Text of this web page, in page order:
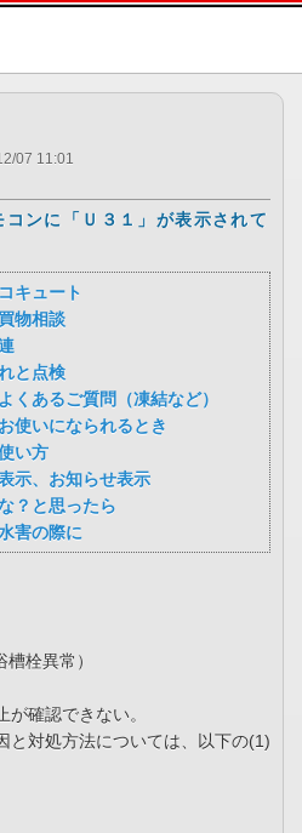
ージの本文へ
07 11:01
コンに「Ｕ３１」が表示されて
キュート
物相談
と点検
くあるご質問（凍結など）
使いになられるとき
い方
示、お知らせ表示
？と思ったら
害の際に
栓異常）
確認できない。
法については、以下の(1)